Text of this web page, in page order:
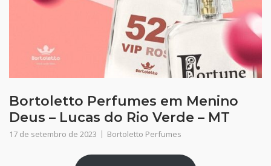
Bortoletto Perfumes em Menino
Deus – Lucas do Rio Verde – MT
17 de setembro de 2023 Bortoletto Perfumes